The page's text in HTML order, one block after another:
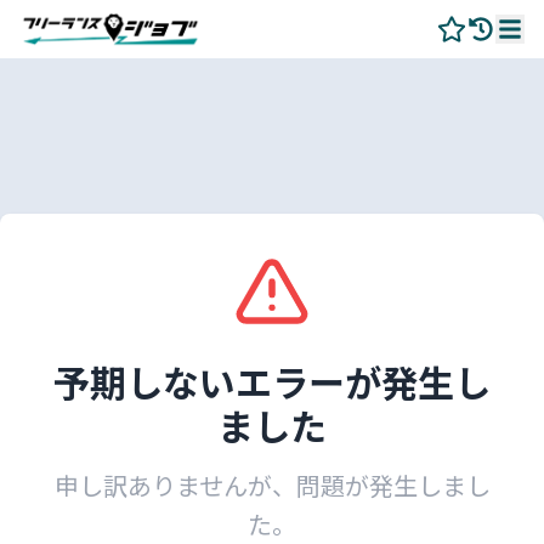
予期しないエラーが発生し
ました
申し訳ありませんが、問題が発生しまし
た。